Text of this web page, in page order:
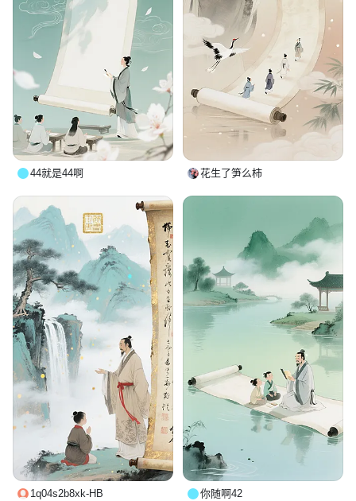
44就是44啊 花生了笋么柿
1q04s2b8xk-HB 你随啊42